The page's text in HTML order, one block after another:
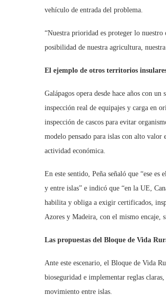
vehículo de entrada del problema.
“Nuestra prioridad es proteger lo
posibilidad de nuestra agricultura,
El ejemplo de otros territorios
Galápagos opera desde hace años con
inspección real de equipajes y carga en
inspección de cascos para evitar
modelo pensado para islas con alto
actividad económica.
En este sentido, Peña señaló que “ese
y entre islas” e indicó que “en la UE,
habilita y obliga a exigir certificados,
Azores y Madeira, con el mismo encaje,
Las propuestas del Bloque de Vida
Ante este escenario, el Bloque de Vida
bioseguridad e implementar reglas
movimiento entre islas.